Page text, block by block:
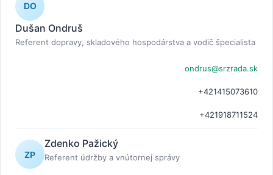
DO
Dušan Ondruš
Referent dopravy, skladového hospodárstva a vodič špecialista
ondrus@srzrada.sk
+421415073610
+421918711524
ZP
Zdenko Pažický
Referent údržby a vnútornej správy